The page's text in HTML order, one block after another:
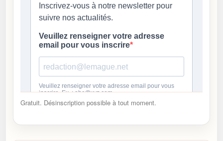
Gratuit. Désinscription possible à tout moment.